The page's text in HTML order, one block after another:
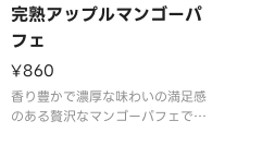
完熟アップルマンゴーパ
フェ
¥860
香り豊かで濃厚な味わいの満足感
のある贅沢なマンゴーパフェで